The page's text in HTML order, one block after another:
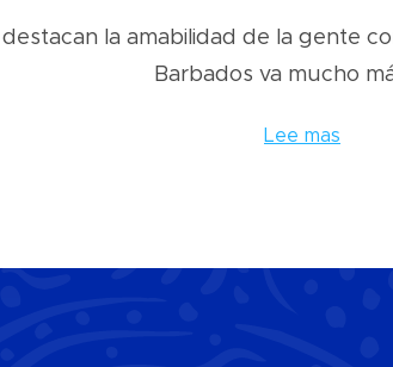
la amabilidad de la gente
Barbados va mucho
Lee mas